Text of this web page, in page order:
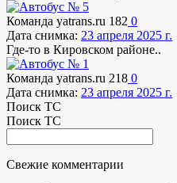
Команда yatrans.ru 182 0
Дата снимка: 23 апреля 2025 г.
Где-то в Кировском районе..
Команда yatrans.ru 218 0
Дата снимка: 23 апреля 2025 г.
Поиск ТС
Поиск ТС
Свежие комментарии